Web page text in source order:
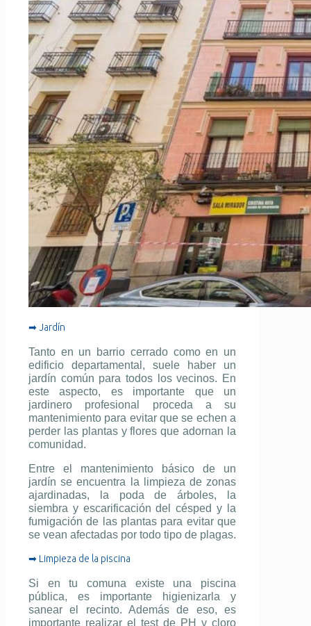
➡ Jardín
Tanto en un barrio cerrado como en un
edificio departamental, suele haber un
jardín común para todos los vecinos. En
este aspecto, es importante que un
jardinero profesional proceda a su
mantenimiento para evitar que se echen a
perder las plantas y flores que adornan la
comunidad.
Entre el mantenimiento básico de un
jardín se encuentra la limpieza de zonas
ajardinadas, la poda de árboles, la
siembra y escarificación del césped y la
fumigación de las plantas para evitar que
se vean afectadas por todo tipo de plagas.
➡ Limpieza de la piscina
Si en tu comuna existe una piscina
pública, es importante higienizarla y
sanear el recinto. Además de eso, es
importante realizar el test de PH y cloro